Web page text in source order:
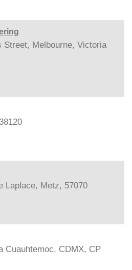
Street, Melbourne, Victoria
Laplace, Metz, 57070
Cuauhtemoc, CDMX, CP